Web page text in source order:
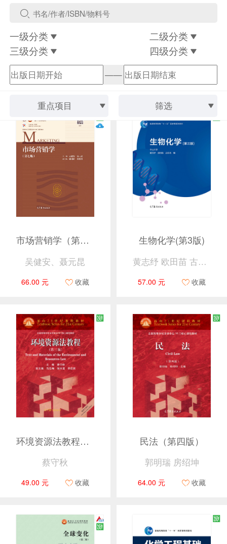
一级分类
二级分类
三级分类
四级分类
——
重点项目 筛选
市场营销学（第七版）
吴健安、聂元昆
66.00 元 收藏
生物化学(第3版)
黄志纾 欧田苗 古练权
57.00 元 收藏
环境资源法教程（第三版）
蔡守秋
49.00 元 收藏
民法（第四版）
郭明瑞 房绍坤
64.00 元 收藏